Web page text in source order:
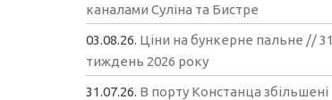
каналами Суліна та Бистре
03.08.26. Ціни на бункерне пальне // 31
тиждень 2026 року
31.07.26. В порту Констанца збільшені